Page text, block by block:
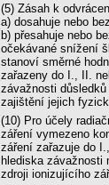
(5) Zásah k
a) dosahuje nebo
b) přesahuje nebo
očekávané snížení
stanoví směrné
zařazeny do I., II.
závažnosti
zajištění jejich
(10) Pro účely
záření vymezeno
záření zařazuje do
hlediska závažnosti
zdroji ionizujícího